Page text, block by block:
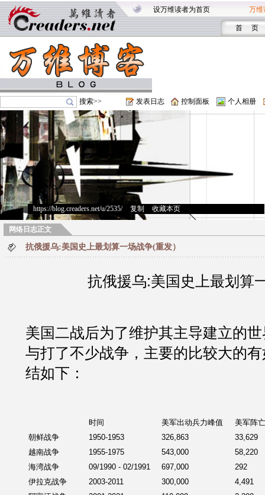
设万维读者为首页 万维
首 页
搜索>> 发表日志 控制面板 个人相册
https://blog.creaders.net/u/2535/> 复制 收藏本页
网络日志正文
抗俄援乌:美国史上最划算一场战争(重发）
抗俄援乌:美国史上最划算
美国二战后为了维护其主导建立的
与打了不少战争，主要的比较大的
结如下：
时间 美军出动兵力峰值
美军阵
朝鲜战争
1950-1953 326,863
33,629
越南战争
1955-1975 543,000
58,220
海湾战争
09/1990 - 02/1991 697,000
292
伊拉克战争
2003-2011 300,000
4,491